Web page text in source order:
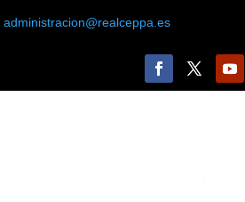
administracion@realceppa.es